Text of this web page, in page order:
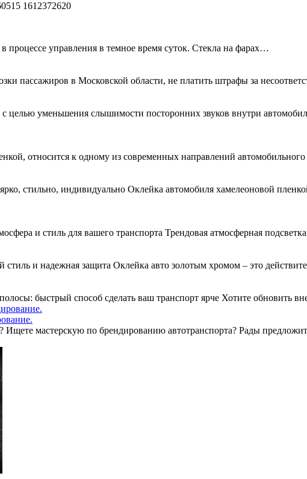
управления в темное время суток. Стекла на фарах…
пассажиров в Московской области, не платить штрафы за
целью уменьшения слышимости посторонних звуков внутри
относится к одному из современных направлений
стильно, индивидуально Оклейка автомобиля хамелеоновой
и стиль для вашего транспорта Трендовая атмосферная
и надежная защита Оклейка авто золотым хромом – это
быстрый способ сделать ваш транспорт ярче Хотите
мастерскую по брендированию автотранспорта? Рады